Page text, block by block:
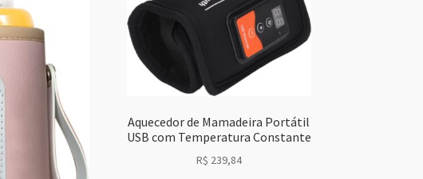
Aquecedor de Mamadeira Portátil
USB com Temperatura Constante
R$ 239,84